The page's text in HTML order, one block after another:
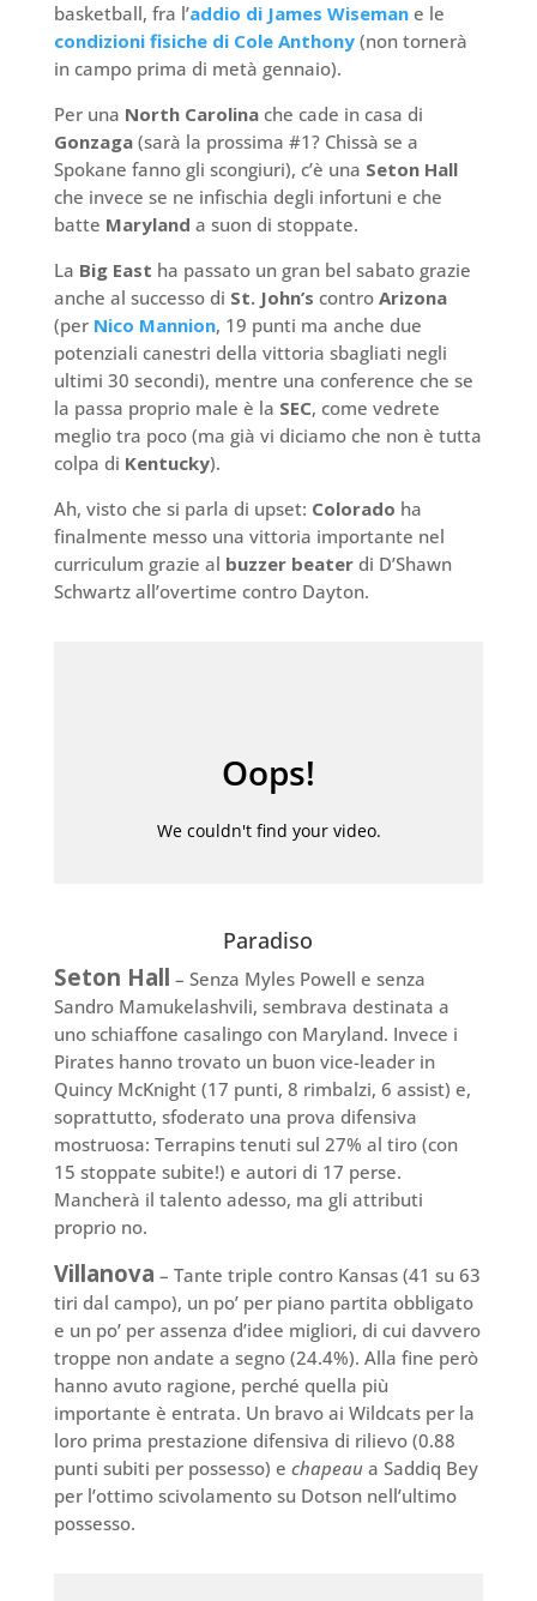
basketball, fra l’addio di James Wisemane le
condizioni fisiche di Cole Anthony(non tornerà
in campo prima di metà gennaio).
Per una North Carolinache cade in casa di
Gonzaga(sarà la prossima #1? Chissà se a
Spokane fanno gli scongiuri), c’è una Seton Hall
che invece se ne infischia degli infortuni e che
batte Maryland a suon di stoppate.
La Big East ha passato un gran bel sabato grazie
anche al successo di St. John’s contro Arizona
(per Nico Mannion, 19 punti ma anche due
potenziali canestri della vittoria sbagliati negli
ultimi 30 secondi), mentre una conference che se
la passa proprio male è la SEC, come vedrete
meglio tra poco (ma già vi diciamo che non è tutta
colpa di Kentucky).
Ah, visto che si parla di upset: Colorado ha
finalmente messo una vittoria importante nel
curriculum grazie al buzzer beaterdi D’Shawn
Schwartz all’overtime contro Dayton.
Paradiso
Seton Hall – Senza Myles Powell e senza
Sandro Mamukelashvili, sembrava destinata a
uno schiaffone casalingo con Maryland. Invece i
Pirates hanno trovato un buon vice-leader in
Quincy McKnight (17 punti, 8 rimbalzi, 6 assist) e,
soprattutto, sfoderato una prova difensiva
mostruosa: Terrapins tenuti sul 27% al tiro (con
15 stoppate subite!) e autori di 17 perse.
Mancherà il talento adesso, ma gli attributi
proprio no.
Villanova – Tante triple contro Kansas (41 su 63
tiri dal campo), un po’ per piano partita obbligato
e un po’ per assenza d’idee migliori, di cui davvero
troppe non andate a segno (24.4%). Alla fine però
hanno avuto ragione, perché quella più
importante è entrata. Un bravo ai Wildcats per la
loro prima prestazione difensiva di rilievo (0.88
punti subiti per possesso) e chapeaua Saddiq Bey
per l’ottimo scivolamento su Dotson nell’ultimo
possesso.